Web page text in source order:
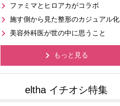
ファミマとヒロアカがコラボ
施す側から見た整形のカジュアル化
美容外科医が世の中に思うこと
もっと見る